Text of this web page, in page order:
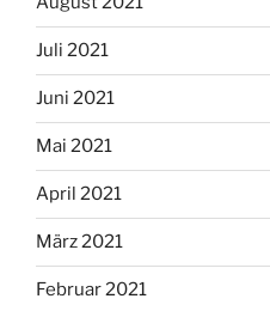
Juli 2021
Juni 2021
Mai 2021
April 2021
März 2021
Februar 2021